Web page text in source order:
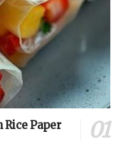
Rice Paper